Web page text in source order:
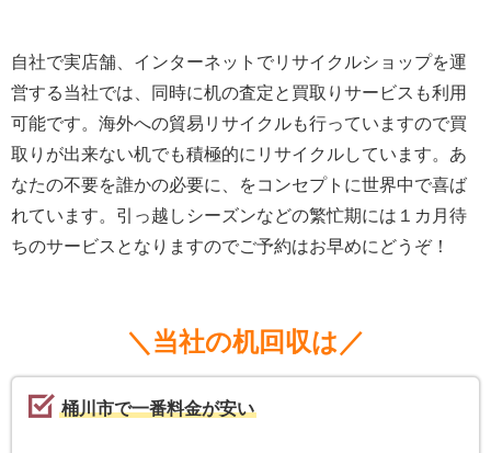
自社で実店舗、インターネットでリサイクルショップを運
営する当社では、同時に机の査定と買取りサービスも利用
可能です。海外への貿易リサイクルも行っていますので買
取りが出来ない机でも積極的にリサイクルしています。あ
なたの不要を誰かの必要に、をコンセプトに世界中で喜ば
れています。引っ越しシーズンなどの繁忙期には１カ月待
ちのサービスとなりますのでご予約はお早めにどうぞ！
＼当社の机回収は／
桶川市で一番料金が安い